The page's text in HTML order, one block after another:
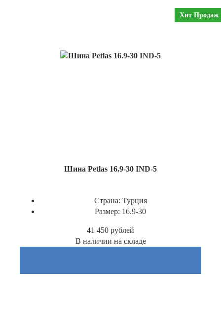
Хит Продаж
Шина Petlas 16.9-30 IND-5
Страна: Турция
Размер: 16.9-30
41 450 рублей
В наличии на складе